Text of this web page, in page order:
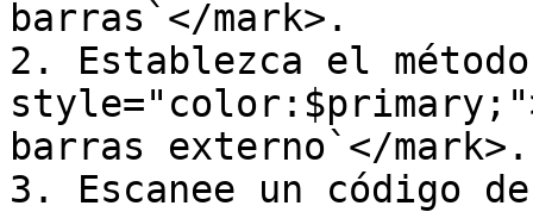
barras`</mark>.
2. Establezca el
barras externo`</mark>.
3. Escanee un código